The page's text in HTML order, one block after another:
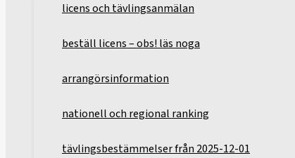
licens och tävlingsanmälan
beställ licens – obs! läs noga
arrangörsinformation
nationell och regional ranking
tävlingsbestämmelser från 2025-12-01